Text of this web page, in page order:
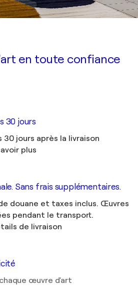
en toute confiance
30 jours
30 jours après la livraison
plus
Sans frais supplémentaires.
douane et taxes inclus. Œuvres
pendant le transport.
de livraison
œuvre d'art